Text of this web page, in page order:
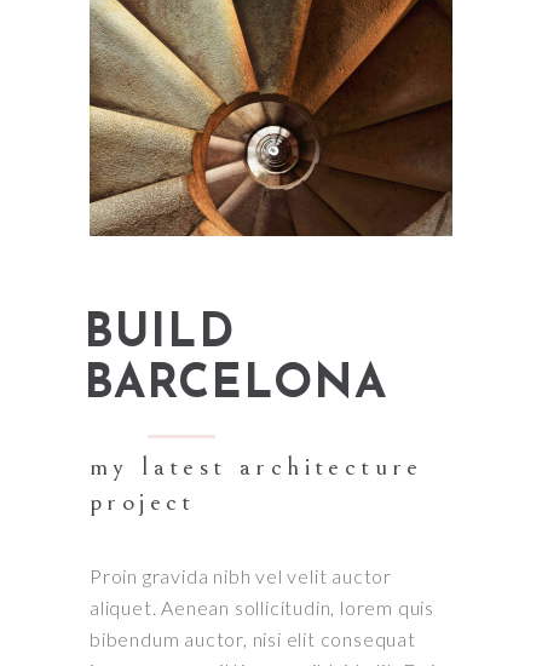
BUILD
BARCELONA
my latest architecture
project
Proin gravida nibh vel velit auctor
aliquet. Aenean sollicitudin, lorem quis
bibendum auctor, nisi elit consequat